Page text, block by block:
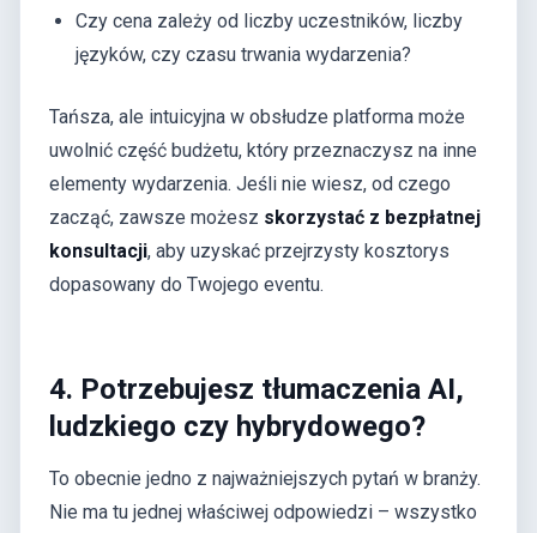
Czy cena zależy od liczby uczestników, liczby
języków, czy czasu trwania wydarzenia?
Tańsza, ale intuicyjna w obsłudze platforma może
uwolnić część budżetu, który przeznaczysz na inne
elementy wydarzenia. Jeśli nie wiesz, od czego
zacząć, zawsze możesz skorzystać z bezpłatnej
konsultacji, aby uzyskać przejrzysty kosztorys
dopasowany do Twojego eventu.
4. Potrzebujesz tłumaczenia AI,
ludzkiego czy hybrydowego?
To obecnie jedno z najważniejszych pytań w branży.
Nie ma tu jednej właściwej odpowiedzi – wszystko